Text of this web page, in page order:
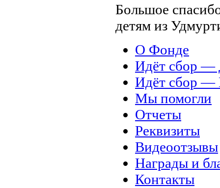
Большое
детям из
О Фонде
Идёт сбор
Идёт сбор
Мы помогли
Отчеты
Реквизиты
Видеоотзывы
Награды и
Контакты